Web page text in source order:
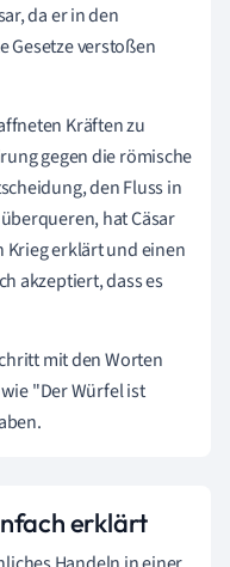
da er in den
Gesetze verstoßen
Kräften zu
gegen die römische
den Fluss in
hat Cäsar
Krieg erklärt und einen
akzeptiert, dass es
mit den Worten
"Der Würfel ist
erklärt